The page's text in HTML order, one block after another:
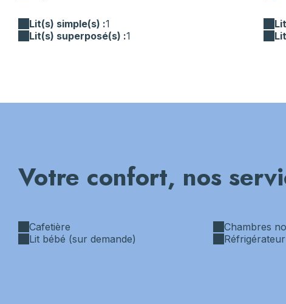
Lit(s) simple(s) :1
Lit(s) superposé(s) :1
Votre confort, nos
Cafetière Chambres
Lit bébé (sur demande)
Réfrigérateur